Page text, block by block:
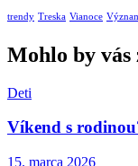
trendy Treska Vianoce
Mohlo by
Deti
Víkend s
15. marca 2026